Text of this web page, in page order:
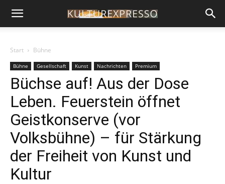
Start Bühne
Bühne Gesellschaft Kunst Nachrichten Premium
Büchse auf! Aus der Dose
Leben. Feuerstein öffnet
Geistkonserve (vor
Volksbühne) – für Stärkung
der Freiheit von Kunst und
Kultur